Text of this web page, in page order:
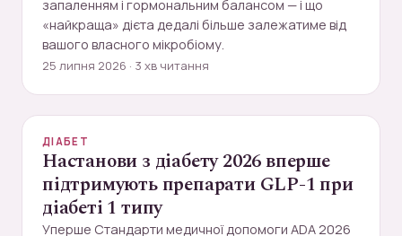
запаленням і гормональним балансом — і що
«найкраща» дієта дедалі більше залежатиме від
вашого власного мікробіому.
25 липня 2026 · 3 хв читання
ДІАБЕТ
Настанови з діабету 2026 вперше
підтримують препарати GLP-1 при
діабеті 1 типу
Уперше Стандарти медичної допомоги ADA 2026